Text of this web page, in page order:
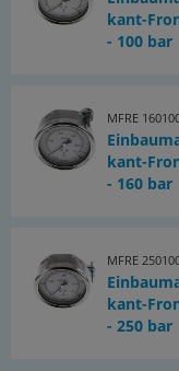
kant-
- 100 bar
MFRE
kant-
- 160 bar
MFRE
kant-
- 250 bar